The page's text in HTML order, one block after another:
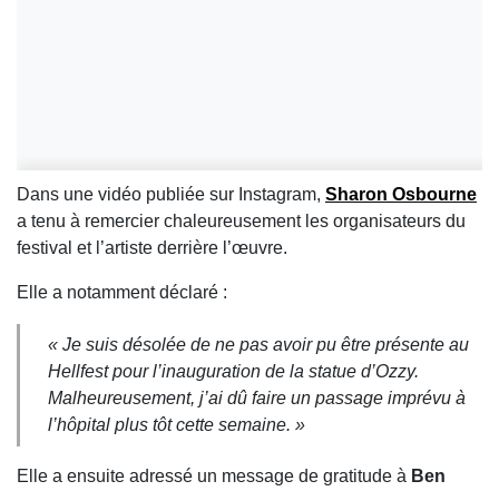
Dans une vidéo publiée sur Instagram, Sharon Osbourne
a tenu à remercier chaleureusement les organisateurs du
festival et l’artiste derrière l’œuvre.
Elle a notamment déclaré :
« Je suis désolée de ne pas avoir pu être présente au
Hellfest pour l’inauguration de la statue d’Ozzy.
Malheureusement, j’ai dû faire un passage imprévu à
l’hôpital plus tôt cette semaine. »
Elle a ensuite adressé un message de gratitude à Ben